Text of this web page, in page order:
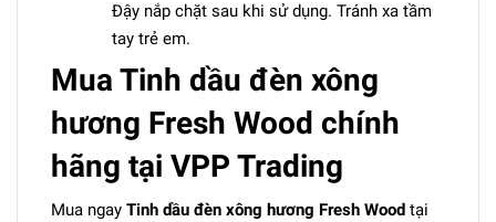
Đậy nắp chặt sau khi sử dụng. Tránh xa tầm
tay trẻ em.
Mua Tinh dầu đèn xông
hương Fresh Wood chính
hãng tại VPP Trading
Mua ngay Tinh dầu đèn xông hương Fresh Wood tại